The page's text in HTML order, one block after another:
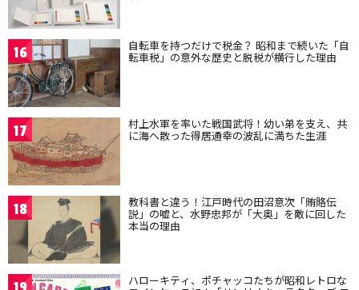
16 自転車を持つだけで税金？ 昭和まで続いた「自
転車税」の意外な歴史と脱税が横行した理由
17 村上水軍を率いた戦国武将！幼い弟を支え、共
に海へ散った得居通幸の波乱に満ちた生涯
18 教科書と違う！江戸時代の田沼意次「賄賂伝
説」の嘘と、水野忠邦が「大奥」を敵に回した
本当の理由
ハローキティ、ポチャッコたちが昭和レトロな